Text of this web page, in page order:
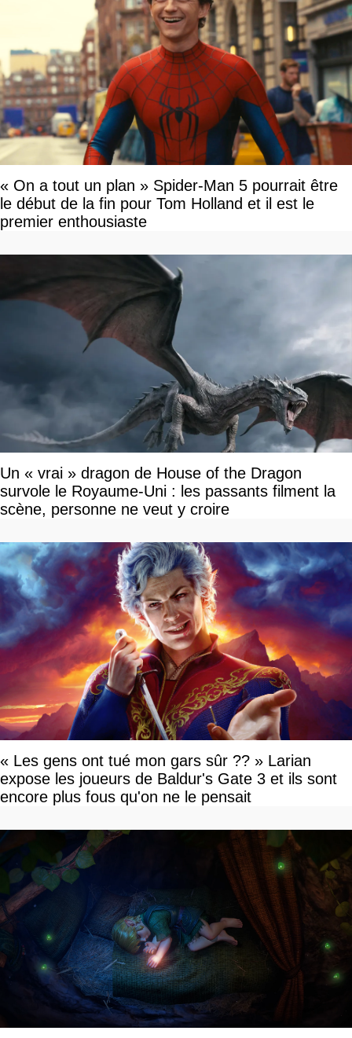
« On a tout un plan » Spider-Man 5 pourrait être
le début de la fin pour Tom Holland et il est le
premier enthousiaste
Un « vrai » dragon de House of the Dragon
survole le Royaume-Uni : les passants filment la
scène, personne ne veut y croire
« Les gens ont tué mon gars sûr ?? » Larian
expose les joueurs de Baldur's Gate 3 et ils sont
encore plus fous qu'on ne le pensait